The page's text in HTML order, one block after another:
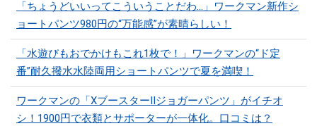
「ちょうどいいってこういうことだわ...」ワークマン新作シ
ョートパンツ980円の“万能感”が素晴らしい！
「水遊びもおでかけもこれ1枚で！」ワークマンの“ド定
番”耐久撥水水陸両用ショートパンツで夏を満喫！
ワークマンの「XブースターⅡジョガーパンツ」がイチオ
シ！1900円で衣類とサポーターが一体化。口コミは？